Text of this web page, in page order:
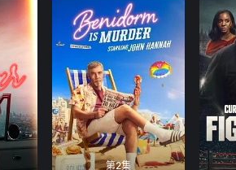
第2集